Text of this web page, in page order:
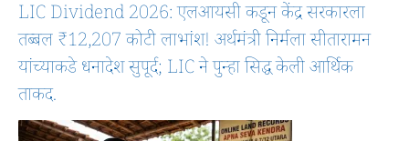
LIC Dividend 2026: एलआयसी कडून केंद्र सरकारला
तब्बल ₹12,207 कोटी लाभांश! अर्थमंत्री निर्मला सीतारामन
यांच्याकडे धनादेश सुपूर्द; LIC ने पुन्हा सिद्ध केली आर्थिक
ताकद.